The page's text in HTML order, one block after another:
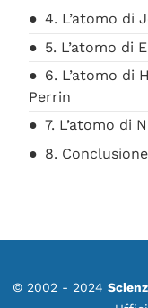
4. L’atomo di
5. L’atomo di
6. L’atomo di
Perrin
7. L’atomo di
8. Conclusione
© 2002 - 2024